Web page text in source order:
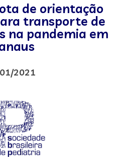
de orientação
transporte de
na pandemia em
2021